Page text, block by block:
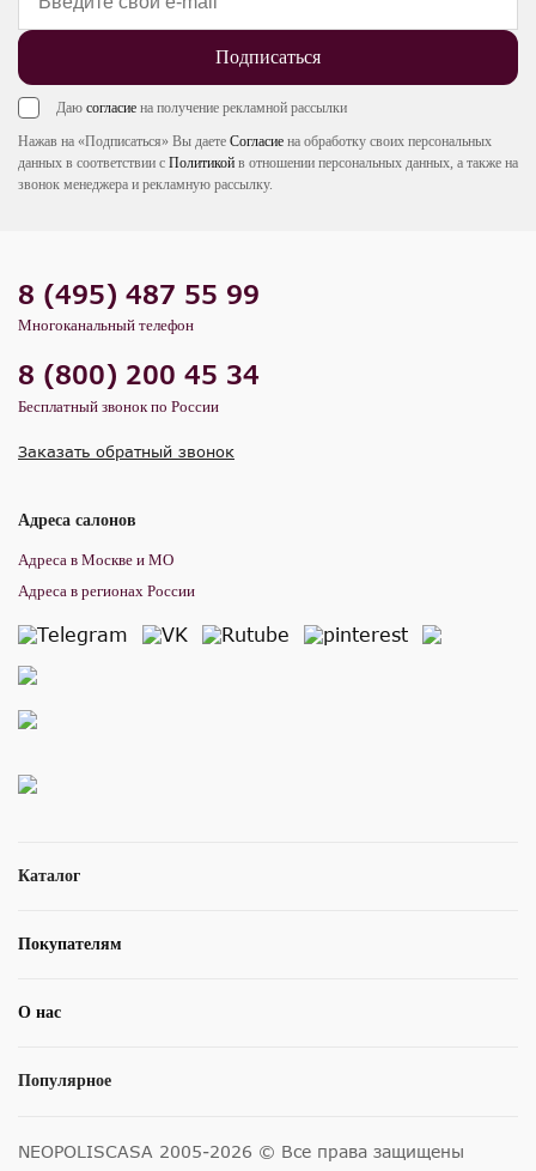
Подписаться
Даю согласие на получение рекламной рассылки
Нажав на «Подписаться» Вы даете Согласие на обработку своих персональных
данных в соответствии с Политикой в отношении персональных данных, а также на
звонок менеджера и рекламную рассылку.
Каталог
Покупателям
О нас
Популярное
8 (495) 487 55 99
Многоканальный телефон
8 (800) 200 45 34
Бесплатный звонок по России
Заказать обратный звонок
Адреса салонов
Адреса в Москве и МО
Адреса в регионах России
NEOPOLISCASA 2005-2026 © Все права защищены